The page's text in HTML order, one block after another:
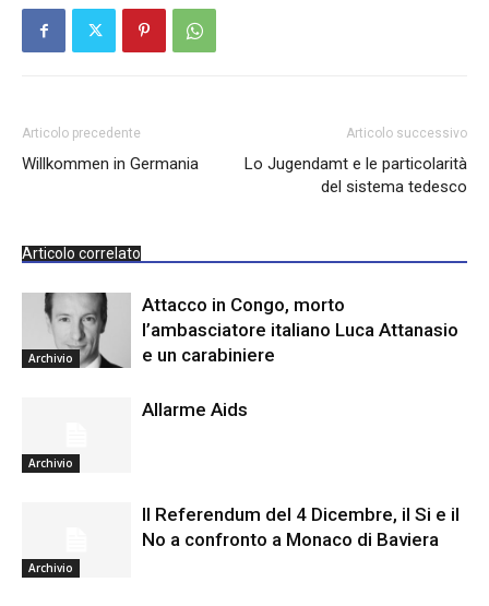
Articolo precedente
Willkommen in Germania
Articolo successivo
Lo Jugendamt e le particolarità
del sistema tedesco
Articolo correlato
Archivio
Attacco in Congo, morto
l’ambasciatore italiano Luca Attanasio
e un carabiniere
Archivio
Allarme Aids
Archivio
Il Referendum del 4 Dicembre, il Si e il
No a confronto a Monaco di Baviera